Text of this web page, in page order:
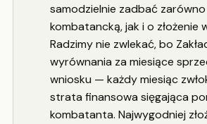
samodzielnie zadbać
kombatancką, jak i o złożenie
Radzimy nie zwlekać, bo
wyrównania za miesiące
wniosku — każdy miesiąc
strata finansowa sięgająca
kombatanta. Najwygodniej